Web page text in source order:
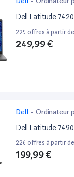
Dell Latitude 7420
229 offres à partir
249,99 €
Dell - Ordinateur
Dell Latitude 7490
226 offres à partir
199,99 €